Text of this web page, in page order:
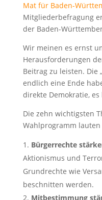
Mat für Baden-
Mitgliederbefragung
der Baden-
Wir meinen es ernst
Herausforderungen
Beitrag zu leisten. Die
endlich eine Ende
direkte Demokratie,
Die zehn wichtigsten
Wahlprogramm
Bürgerrechte
Aktionismus und
Grundrechte wie
beschnitten werden.
Mitbestimmung